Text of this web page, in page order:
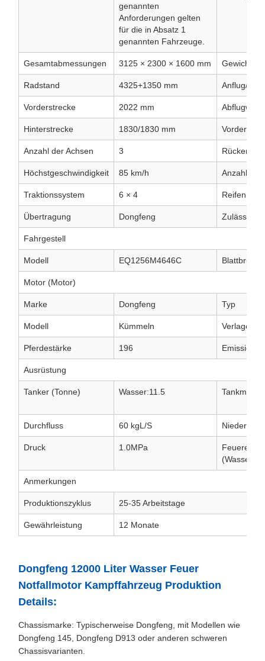
genannten
Anforderungen gelten
für die in Absatz 1
genannten Fahrzeuge.
Gesamtabmessungen 3125 × 2300 × 1600 mm
Radstand 4325+1350 mm Anflug/
Vorderstrecke 2022 mm
Hinterstrecke 1830/1830 mm
Anzahl der Achsen 3
Höchstgeschwindigkeit 85 km/h Anzahl der
Traktionssystem 6 × 4 Reifen
Übertragung Dongfeng Zulässige
Fahrgestell
Modell EQ1256M4646C
Motor (Motor)
Marke Dongfeng Typ
Modell Kümmeln
Pferdestärke 196
Ausrüstung
Tanker (Tonne) Wasser:11.5
Durchfluss 60 kgL/S
Druck 1.0MPa
(Wasser)
Anmerkungen
Produktionszyklus 25-35 Arbeitstage
Gewährleistung 12 Monate
Dongfeng 12000 Liter Wasser Feuer
Notfallmotor Kampffahrzeug Produktion
Details:
Chassismarke: Typischerweise Dongfeng, mit Modellen wie
Dongfeng 145, Dongfeng D913 oder anderen schweren
Chassisvarianten.